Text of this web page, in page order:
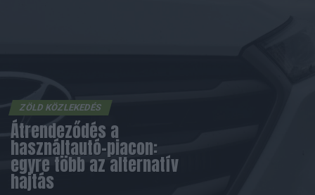
ZÖLD KÖZLEKEDÉS
Átrendeződés a
használtautó-piacon:
egyre több az alternatív
hajtás